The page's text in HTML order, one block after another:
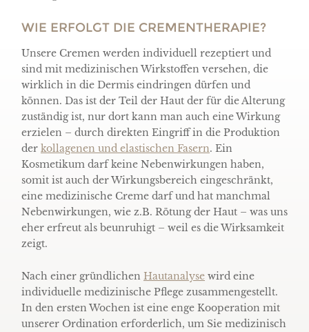
WIE ERFOLGT DIE CREMENTHERAPIE?
Unsere Cremen werden individuell rezeptiert und
sind mit medizinischen Wirkstoffen versehen, die
wirklich in die Dermis eindringen dürfen und
können. Das ist der Teil der Haut der für die Alterung
zuständig ist, nur dort kann man auch eine Wirkung
erzielen – durch direkten Eingriff in die Produktion
der kollagenen und elastischen Fasern. Ein
Kosmetikum darf keine Nebenwirkungen haben,
somit ist auch der Wirkungsbereich eingeschränkt,
eine medizinische Creme darf und hat manchmal
Nebenwirkungen, wie z.B. Rötung der Haut – was uns
eher erfreut als beunruhigt – weil es die Wirksamkeit
zeigt.
Nach einer gründlichen Hautanalyse wird eine
individuelle medizinische Pflege zusammengestellt.
In den ersten Wochen ist eine enge Kooperation mit
unserer Ordination erforderlich, um Sie medizinisch